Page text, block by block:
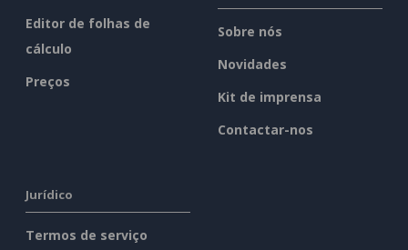
Editor de folhas de
cálculo
Preços
Sobre nós
Novidades
Kit de imprensa
Contactar-nos
Jurídico
Termos de serviço